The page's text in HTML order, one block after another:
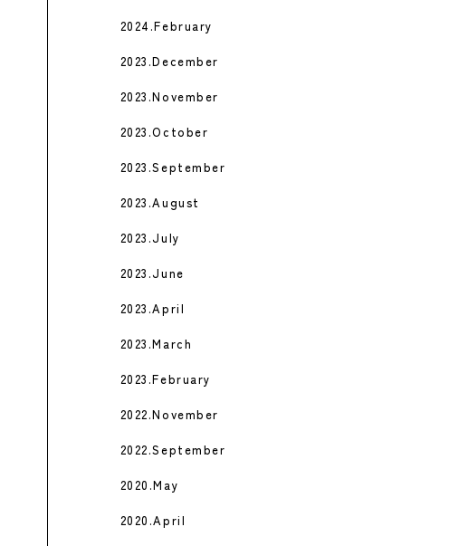
2024.February
2023.December
2023.November
2023.October
2023.September
2023.August
2023.July
2023.June
2023.April
2023.March
2023.February
2022.November
2022.September
2020.May
2020.April